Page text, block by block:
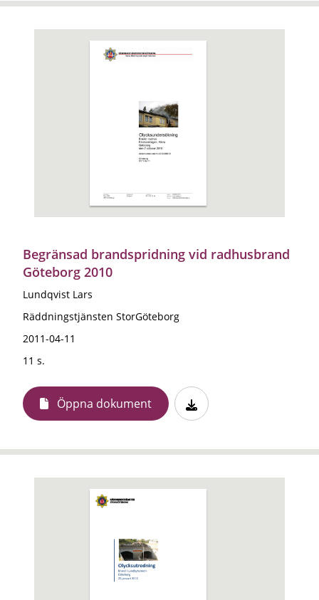
Begränsad brandspridning vid radhusbrand
Göteborg 2010
Lundqvist Lars
Räddningstjänsten StorGöteborg
2011-04-11
11 s.
Öppna dokument